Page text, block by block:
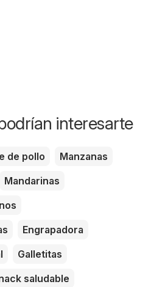
interesarte
de pollo
Manzanas
Mandarinas
Engrapadora
Galletitas
saludable